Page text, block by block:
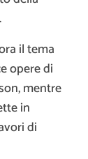
il tema
opere di
mentre
in
di